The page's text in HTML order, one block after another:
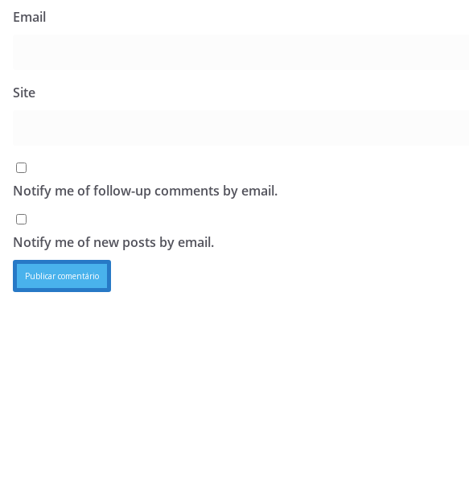
Email
Site
Notify me of follow-up comments by email.
Notify me of new posts by email.